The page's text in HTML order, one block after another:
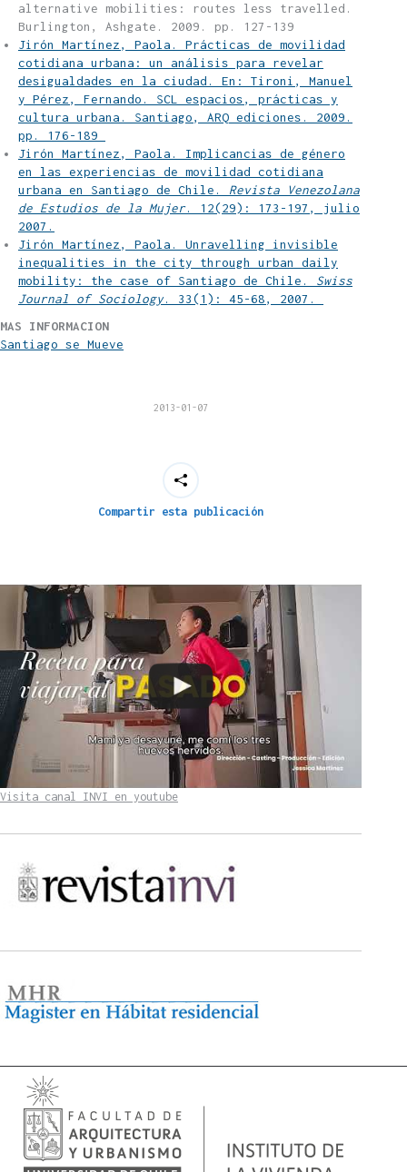
alternative mobilities: routes less travelled.
Burlington, Ashgate. 2009. pp. 127-139
Jirón Martínez, Paola. Prácticas de movilidad
cotidiana urbana: un análisis para revelar
desigualdades en la ciudad. En: Tironi, Manuel
y Pérez, Fernando. SCL espacios, prácticas y
cultura urbana. Santiago, ARQ ediciones. 2009.
pp. 176-189
Jirón Martínez, Paola. Implicancias de género
en las experiencias de movilidad cotidiana
urbana en Santiago de Chile. Revista Venezolana
de Estudios de la Mujer. 12(29): 173-197, julio
2007.
Jirón Martínez, Paola. Unravelling invisible
inequalities in the city through urban daily
mobility: the case of Santiago de Chile. Swiss
Journal of Sociology. 33(1): 45-68, 2007.
MAS INFORMACION
Santiago se Mueve
2013-01-07
Compartir esta publicación
Visita canal INVI en youtube